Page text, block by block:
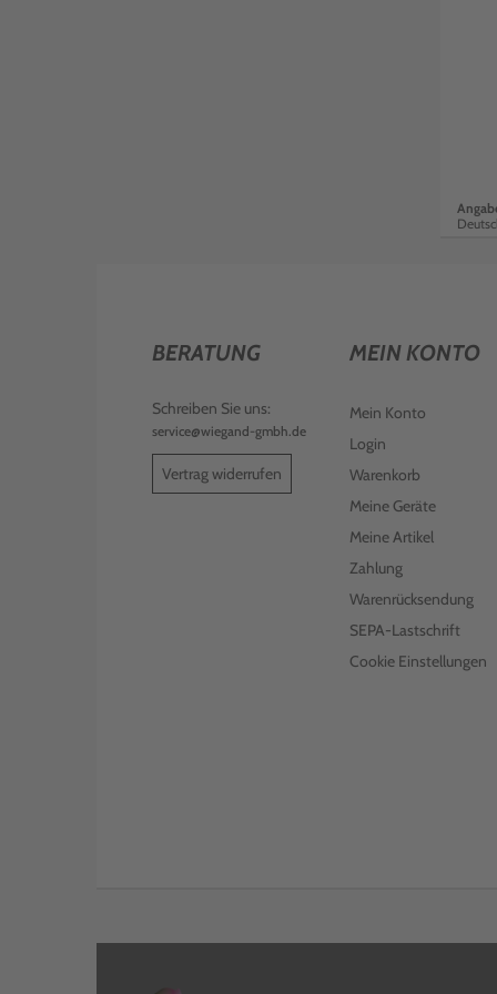
BERATUNG
Schreiben Sie uns:
service@wiegand-gmbh.de
Vertrag widerrufen
MEIN KONTO
Mein Konto
Login
Warenkorb
Meine Geräte
Meine Artikel
Zahlung
Warenrücksendung
SEPA-Lastschrift
Cookie Einstellungen